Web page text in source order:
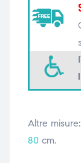
Altre misure:
80cm.